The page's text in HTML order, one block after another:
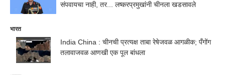
संपवायचा नाही, तर... लष्करप्रमुखांनी चीनला खडसावले
भारत
India China : चीनची प्रत्यक्ष ताबा रेषेजवळ आगळीक; पँगोंग
तलावाजवळ आणखी एक पूल बांधला